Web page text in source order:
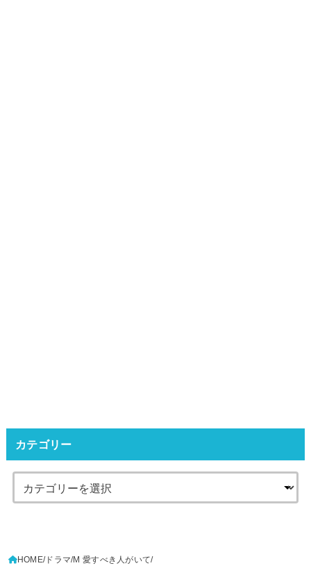
カテゴリー
HOME ドラマ M 愛すべき人がいて